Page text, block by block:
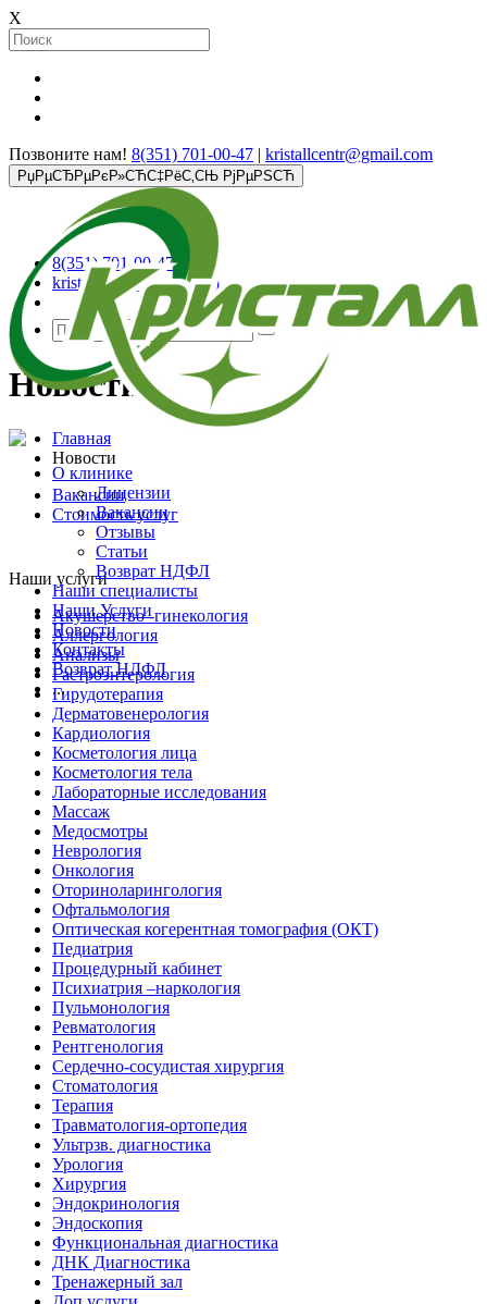
X
Позвоните нам! 8(351) 701-00-47 | kristallcentr@gmail.com
РџРµСЂРµРєР»СЋС‡РёС‚СЊ РјРµРЅСЋ
О клинике
Лицензии
Вакансии
Отзывы
Статьи
Возврат НДФЛ
Наши специалисты
Наши Услуги
Новости
Контакты
Возврат НДФЛ
...
8(351) 701-00-47
kristallcentr@gmail.com
Новости
Главная
Новости
Вакансии
Стоимость услуг
Наши услуги
Акушерство -гинекология
Аллергология
Анализы
Гастроэнтерология
Гирудотерапия
Дерматовенерология
Кардиология
Косметология лица
Косметология тела
Лабораторные исследования
Массаж
Медосмотры
Неврология
Онкология
Оториноларингология
Офтальмология
Оптическая когерентная томография (ОКТ)
Педиатрия
Процедурный кабинет
Психиатрия –наркология
Пульмонология
Ревматология
Рентгенология
Сердечно-сосудистая хирургия
Стоматология
Терапия
Травматология-ортопедия
Ультрзв. диагностика
Урология
Хирургия
Эндокринология
Эндоскопия
Функциональная диагностика
ДНК Диагностика
Тренажерный зал